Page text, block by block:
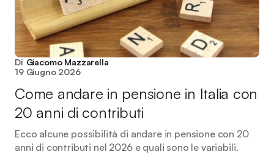
Di Giacomo Mazzarella
19 Giugno 2026
Come andare in pensione in Italia con
20 anni di contributi
Ecco alcune possibilità di andare in pensione con 20
anni di contributi nel 2026 e quali sono le variabili.